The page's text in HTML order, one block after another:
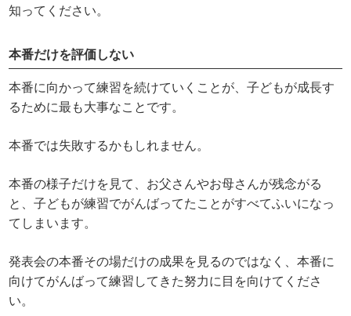
知ってください。
本番だけを評価しない
本番に向かって練習を続けていくことが、子どもが成長す
るために最も大事なことです。
本番では失敗するかもしれません。
本番の様子だけを見て、お父さんやお母さんが残念がる
と、子どもが練習でがんばってたことがすべてふいになっ
てしまいます。
発表会の本番その場だけの成果を見るのではなく、本番に
向けてがんばって練習してきた努力に目を向けてくださ
い。